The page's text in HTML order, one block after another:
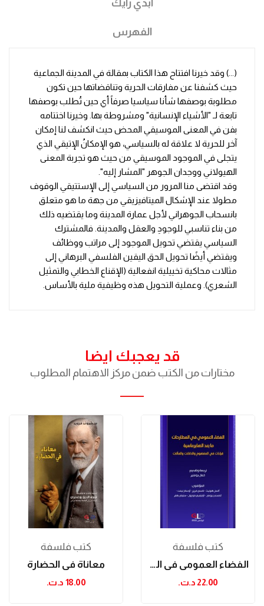
ابدي رأيك
الفهرس
(...) وقد خيرنا افتتاح هذا الكتاب بمقالة في المدينة الجماعية
حيث كشفنا عن مفارقات الحرية وتناقضاتها حين تكون
مطلوبة بوصفها شأنا سياسيا صرفاً أي حين تُطلب بوصفها
تابعة لـ "الأشياء الإنسانية" ومشروطة بها. وخيرنا اختتامه
بفن في المعنى الموسيقي المحض حيث انكشف لنا إمكان
آخر للحرية لا علاقة له بالسياسي، هو الإمكانُ الإتيقي الذي
يتجلى في الموجود الموسيقي من حيث هو تجربة المعنى
الهيولاني ووجدان الجوهر "المشار إليه".
وقد اقتضى منا المرور من السياسي إلى الإستتيقي الوقوف
مطولا عند الإشكال الميتافيزيقي من جهة ما هو متعلق
بانسحاب الجوهراني لأجل عمارة المدينة وما يقتضيه ذلك
من بناء تناسبي للوجودِ والعقل والمدينة. فالمشترك
السياسي يقتضي تحويل الموجود إلى مراتب ووظائف
ويقتضي أيضًا تحويل الحق اليقين الفلسفي البرهاني إلى
مثالات محاكية تخييلية انفعالية (الإقناع الخطابي والتمثيل
الشعري). وعملية التحويل هذه وظيفية ملية بالأساس.
قد يعجبك ايضا
مختارات من الكتب ضمن مركز الاهتمام المطلوب
كتب فلسفة
معاناة في الحضارة
18.00 د.ت.‏
كتب فلسفة
الفضاء العمومي في المطارحات ما بعد الهابرماسية:...
22.00 د.ت.‏